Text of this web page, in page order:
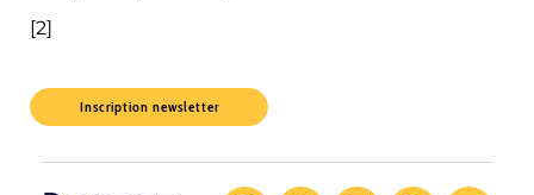
[2]
Inscription newsletter